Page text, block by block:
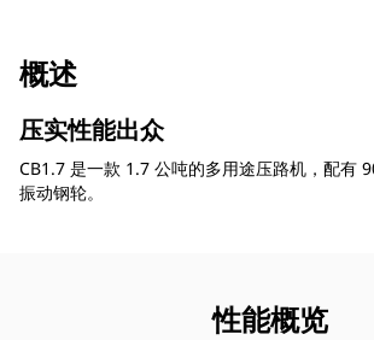
概述
压实性能出众
CB1.7 是一款 1.7 公吨的多用途压路机，配有
振动钢轮。
性能概览